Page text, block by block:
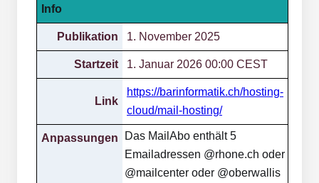
Info
Publikation 1. November 2025
Startzeit 1. Januar 2026 00:00 CEST
Link
https://barinformatik.ch/hosting-
cloud/mail-hosting/
Anpassungen
Das MailAbo enthält 5
Emailadressen @rhone.ch oder
@mailcenter oder @oberwallis